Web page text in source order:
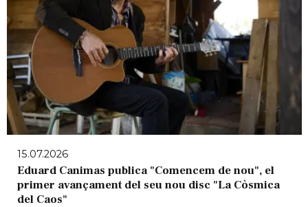
15.07.2026
Eduard Canimas publica "Comencem de nou", el
primer avançament del seu nou disc "La Còsmica
del Caos"